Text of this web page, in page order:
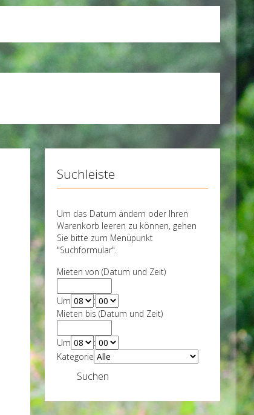
Suchleiste
Um das Datum ändern oder Ihren
Warenkorb leeren zu können, gehen
Sie bitte zum Menüpunkt
"Suchformular".
Mieten von (Datum und Zeit)
Um
:
Mieten bis (Datum und Zeit)
Um
:
Kategorie
Suchen